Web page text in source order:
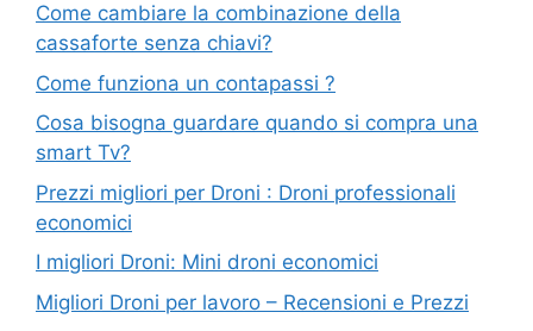
Come cambiare la combinazione della
cassaforte senza chiavi?
Come funziona un contapassi ?
Cosa bisogna guardare quando si compra una
smart Tv?
Prezzi migliori per Droni : Droni professionali
economici
I migliori Droni: Mini droni economici
Migliori Droni per lavoro – Recensioni e Prezzi